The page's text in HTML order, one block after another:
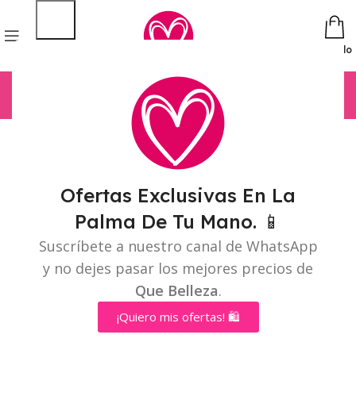
Ofertas Exclusivas En La
Palma De Tu Mano. 📱
Suscríbete a nuestro canal de WhatsApp
y no dejes pasar los mejores precios de
Que Belleza.
¡Quiero mis ofertas! 🛍️
Pedido
Nothing Found
Apologies, but no results were found. Perhaps searching will
help find a related post.